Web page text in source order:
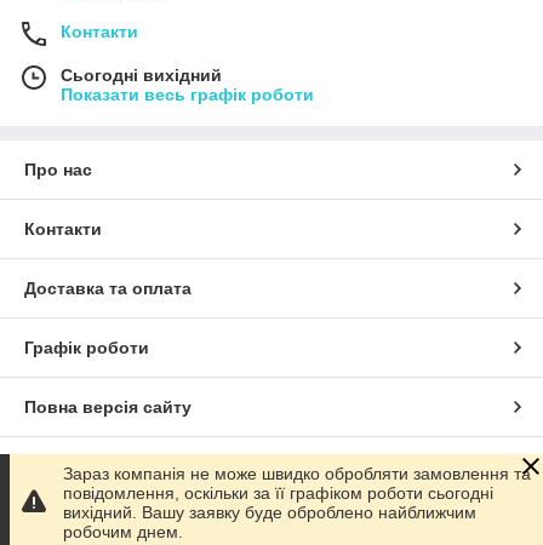
Контакти
Сьогодні вихідний
Показати весь графік роботи
Про нас
Контакти
Доставка та оплата
Графік роботи
Повна версія сайту
Сайт створено на маркетплейсіProm.ua
Політика конфіденційності
Зараз компанія не може швидко обробляти замовлення та
повідомлення, оскільки за її графіком роботи сьогодні
вихідний. Вашу заявку буде оброблено найближчим
робочим днем.